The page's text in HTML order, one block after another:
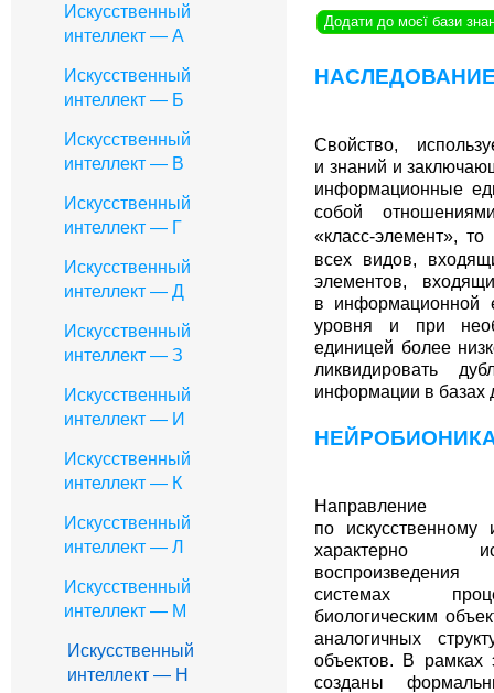
Искусственный
интеллект — А
Искусственный
интеллект — Б
Искусственный
интеллект — B
Искусственный
интеллект — Г
Искусственный
интеллект — Д
Искусственный
интеллект — З
Искусственный
интеллект — И
Искусственный
интеллект — К
Искусственный
интеллект — Л
Искусственный
интеллект — М
Искусственный
интеллект — Н
Додати до моєї бази
Свойство,
и знаний и
информационные
собой
«класс-элемент», то
всех видов,
элементов,
в информационной
уровня и при
единицей более
ликвидировать
информации в базах
Направление
по искусственному
характерно
системах
биологическим
аналогичных
объектов. В рамках
созданы